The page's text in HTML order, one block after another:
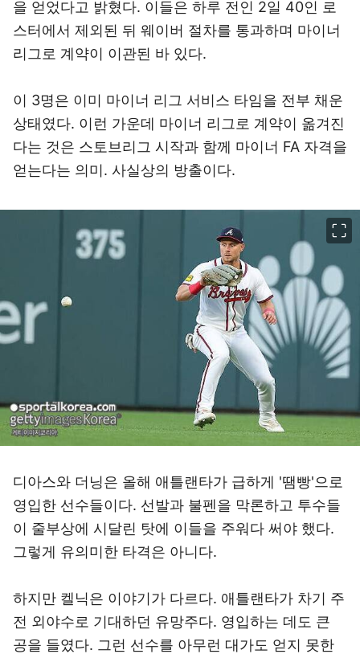
을 얻었다고 밝혔다. 이들은 하루 전인 2일 40인 로
스터에서 제외된 뒤 웨이버 절차를 통과하며 마이너
리그로 계약이 이관된 바 있다.
이 3명은 이미 마이너 리그 서비스 타임을 전부 채운
상태였다. 이런 가운데 마이너 리그로 계약이 옮겨진
다는 것은 스토브리그 시작과 함께 마이너 FA 자격을
얻는다는 의미. 사실상의 방출이다.
디아스와 더닝은 올해 애틀랜타가 급하게 '땜빵'으로
영입한 선수들이다. 선발과 불펜을 막론하고 투수들
이 줄부상에 시달린 탓에 이들을 주워다 써야 했다.
그렇게 유의미한 타격은 아니다.
하지만 켈닉은 이야기가 다르다. 애틀랜타가 차기 주
전 외야수로 기대하던 유망주다. 영입하는 데도 큰
공을 들였다. 그런 선수를 아무런 대가도 얻지 못한